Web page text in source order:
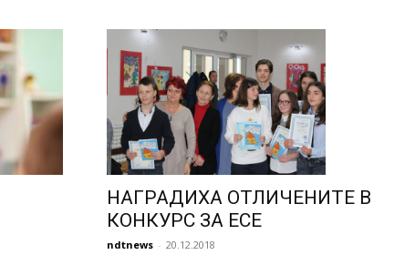
НАГРАДИХА ОТЛИЧЕНИТЕ В
КОНКУРС ЗА ЕСЕ
ndtnews - 20.12.2018